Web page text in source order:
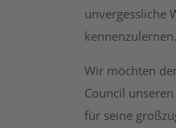
unvergessliche
kennenzulernen.
Wir möchten
Council
für seine